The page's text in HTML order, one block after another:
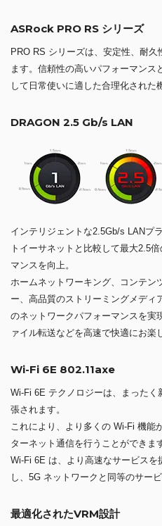
ASRock PRO RS シリーズ
PRO RS シリーズは、安定性、耐
ます。信頼性の高いパフォーマン
して日常使いに適した合理化された
DRAGON 2.5 Gb/s LAN
インテリジェントな2.5Gb/s LANプ
トイーサネットと比較して最大2.5
マンスを向上。
ホームネットワーキング、コンテン
ー、高品質のストリーミングメディ
のネットワークパフォーマンスを実
ァイル転送などを高速で快適にお楽
Wi-Fi 6E 802.11axe
Wi-Fi 6E テクノロジーは、まった
張されます。
これにより、より多くの Wi-Fi 機能
ターネット通信を行うことができま
Wi-Fi 6E は、より高速なサービス
し、5G ネットワークと同等のサー
最適化されたVRM設計